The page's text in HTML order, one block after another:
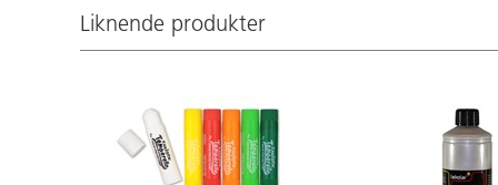
Liknende produkter